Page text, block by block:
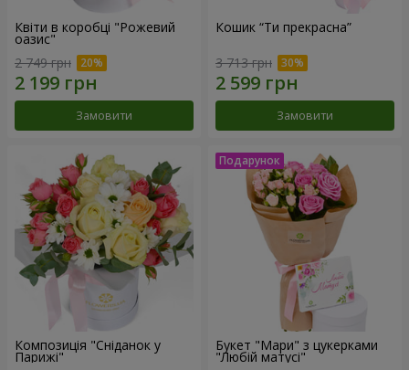
Квіти в коробці "Рожевий
оазис"
2 749 грн
Замовити
Кошик “Ти прекрасна”
3 713 грн
Замовити
Композиція "Сніданок у
Парижі"
Букет "Мари" з цукерками
"Любій матусі"